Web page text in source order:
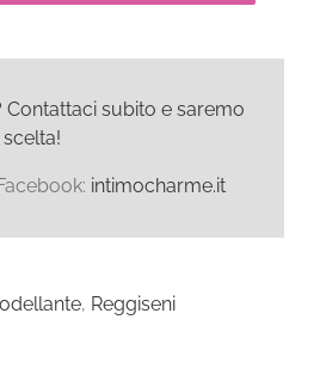
Contattaci subito e saremo
intimocharme.it
, Reggiseni